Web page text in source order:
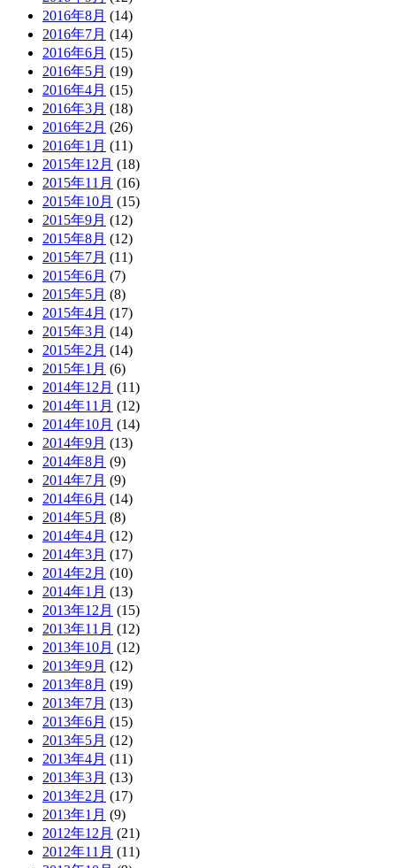
2016年8月 (14)
2016年7月 (14)
2016年6月 (15)
2016年5月 (19)
2016年4月 (15)
2016年3月 (18)
2016年2月 (26)
2016年1月 (11)
2015年12月 (18)
2015年11月 (16)
2015年10月 (15)
2015年9月 (12)
2015年8月 (12)
2015年7月 (11)
2015年6月 (7)
2015年5月 (8)
2015年4月 (17)
2015年3月 (14)
2015年2月 (14)
2015年1月 (6)
2014年12月 (11)
2014年11月 (12)
2014年10月 (14)
2014年9月 (13)
2014年8月 (9)
2014年7月 (9)
2014年6月 (14)
2014年5月 (8)
2014年4月 (12)
2014年3月 (17)
2014年2月 (10)
2014年1月 (13)
2013年12月 (15)
2013年11月 (12)
2013年10月 (12)
2013年9月 (12)
2013年8月 (19)
2013年7月 (13)
2013年6月 (15)
2013年5月 (12)
2013年4月 (11)
2013年3月 (13)
2013年2月 (17)
2013年1月 (9)
2012年12月 (21)
2012年11月 (11)